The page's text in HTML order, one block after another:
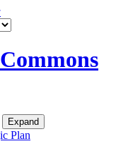
Expand
Plan